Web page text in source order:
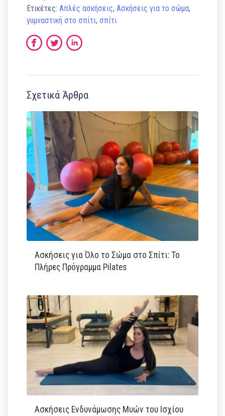
Ετικέτες:Απλές ασκήσεις,Ασκήσεις για το σώμα,
γυμναστική στο σπίτι,σπίτι
Σχετικά Άρθρα
Ασκήσεις για Όλο το Σώμα στο Σπίτι: Το
Πλήρες Πρόγραμμα Pilates
Ασκήσεις Ενδυνάμωσης Μυών του Ισχίου